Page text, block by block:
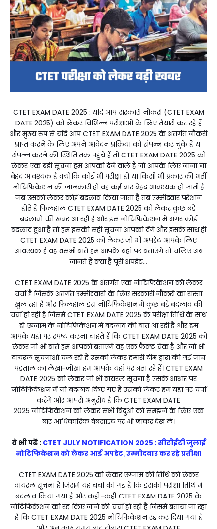
CTET EXAM DATE 2025 : यदि आप सरकारी नौकरी (CTET EXAM
DATE 2025) को लेकर विभिन्न परीक्षाओं के लिए तैयारी कर रहे हैं
और मुख्य रूप से यदि आप CTET EXAM DATE 2025 के अंतर्गत नौकरी
प्राप्त करने के लिए अपने आवेदन प्रक्रिया को संपन्न कर चुके हैं या
संपन्न करने की स्थिति तक पहुंचे हैं तो CTET EXAM DATE 2025 को
लेकर एक बड़ी सूचना हम आपको देने वाले हैं जो आपके लिए जाना ना
बेहद आवश्यक है क्योंकि कोई भी परीक्षा हो या किसी भी प्रकार की भर्ती
नोटिफिकेशन की जानकारी हो वह कई बार बेहद आवश्यक हो जाती है
जब उसको लेकर कोई बदलाव किया जाता है तब उम्मीदवार परेशान
होते हैं फिलहाल CTET EXAM DATE 2025 को लेकर कुछ बड़े
बदलावों की खबर आ रही है और इस नोटिफिकेशन में अगर कोई
बदलाव हुआ है तो हम इसकी सही सूचना आपको देंगे और इसके साथ ही
CTET EXAM DATE 2025 को लेकर जो भी अपडेट आपके लिए
आवश्यक है वह aसभी बातें हम आपके यहां पर बताएंगे तो चलिए अब
जानते हैं क्या है पूरी अपडेट...
CTET EXAM DATE 2025 के अंतर्गत एक नोटिफिकेशन को लेकर
चर्चा है जिसके अंतर्गत उम्मीदवारों के लिए सरकारी नौकरी का रास्ता
खुल रहा है और फिलहाल इस नोटिफिकेशन में कुछ बड़े बदलाव की
चर्चा हो रही है जिसमें CTET EXAM DATE 2025 के परीक्षा तिथि के साथ
ही एग्जाम के नोटिफिकेशन में बदलाव की बात आ रही है और हम
आपके यहां पर स्पष्ट करना चाहते हैं कि CTET EXAM DATE 2025 को
लेकर जो भी बातें हम आपको बताएंगे वह एक फैक्ट चेक है और जो भी
वायरल सूचनाओं चल रही हैं उसको लेकर हमारी टीम द्वारा की गई जांच
पड़ताल का लेखा-जोखा हम आपके यहां पर बता रहे हैं। CTET EXAM
DATE 2025 को लेकर जो भी वायरल सूचना है उसके आधार पर
नोटिफिकेशन में जो बदलाव किए गए हैं उसको लेकर हम यहां पर चर्चा
करेंगे और आपसे अनुरोध है कि CTET EXAM DATE
2025 नोटिफिकेशन को लेकर सभी बिंदुओं को समझने के लिए एक
बार आधिकारिक वेबसाइट पर भी जाकर देख ले।
ये भी पढें : CTET JULY NOTIFICATION 2025 : सीटीईटी जुलाई
नोटिफिकेशन को लेकर आई अपडेट, उम्मीदवार कर रहे प्रतीक्षा
CTET EXAM DATE 2025 को लेकर एग्जाम की तिथि को लेकर
वायरल सूचना है जिसमें यह चर्चा की गई है कि इसकी परीक्षा तिथि में
बदलाव किया गया है और कहीं-कहीं CTET EXAM DATE 2025 के
नोटिफिकेशन को रद्द किए जाने की चर्चा हो रही है जिसमें बताया जा रहा
है कि CTET EXAM DATE 2025 नोटिफिकेशन रद्द कर दिया गया है